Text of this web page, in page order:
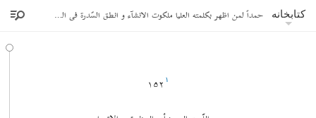
کتابخانه حمداً لمن اظهر بکلمته العلیا ملکوت الانشآء و انطق السّدرة فی الفردوس الاعلی
١۵٢ ١